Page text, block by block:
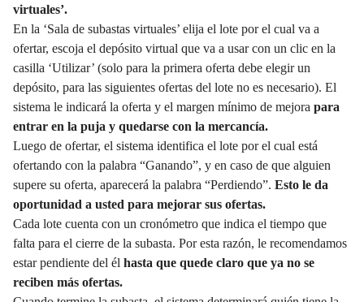
virtuales’.
En la ‘Sala de subastas virtuales’ elija el lote por el cual va a
ofertar, escoja el depósito virtual que va a usar con un clic en la
casilla ‘Utilizar’ (solo para la primera oferta debe elegir un
depósito, para las siguientes ofertas del lote no es necesario). El
sistema le indicará la oferta y el margen mínimo de mejora para
entrar en la puja y quedarse con la mercancía.
Luego de ofertar, el sistema identifica el lote por el cual está
ofertando con la palabra “Ganando”, y en caso de que alguien
supere su oferta, aparecerá la palabra “Perdiendo”. Esto le da
oportunidad a usted para mejorar sus ofertas.
Cada lote cuenta con un cronómetro que indica el tiempo que
falta para el cierre de la subasta. Por esta razón, le recomendamos
estar pendiente del él hasta que quede claro que ya no se
reciben más ofertas.